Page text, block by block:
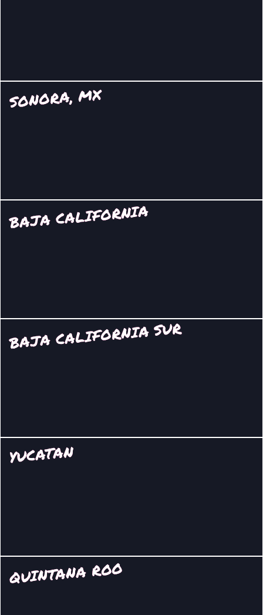
SONORA, MX
BAJA CALIFORNIA
BAJA CALIFORNIA SUR
YUCATAN
QUINTANA ROO